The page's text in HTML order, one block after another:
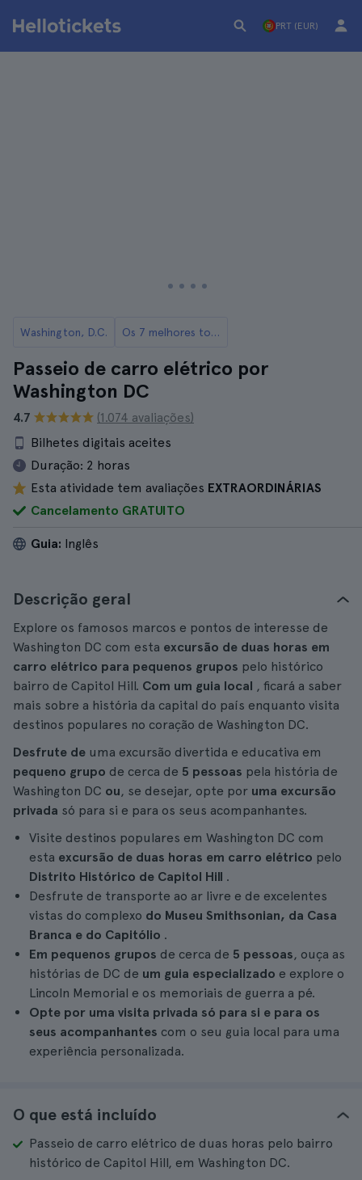
PRT (EUR)
Washington, D.C. Os 7 melhores tours por Washington DC
Passeio de carro elétrico por
Washington DC
4.7
(1.074 avaliações)
Bilhetes digitais aceites
Duração: 2 horas
Esta atividade tem avaliações EXTRAORDINÁRIAS
Cancelamento GRATUITO
Guia: Inglês
Descrição geral
Explore os famosos marcos e pontos de interesse de
Washington DC com esta excursão de duas horas em
carro elétrico para pequenos grupos pelo histórico
bairro de Capitol Hill. Com um guia local , ficará a saber
mais sobre a história da capital do país enquanto visita
destinos populares no coração de Washington DC.
Desfrute de uma excursão divertida e educativa em
pequeno grupo de cerca de 5 pessoas pela história de
Washington DC ou, se desejar, opte por uma excursão
privada só para si e para os seus acompanhantes.
Visite destinos populares em Washington DC com
esta excursão de duas horas em carro elétrico pelo
Distrito Histórico de Capitol Hill .
Desfrute de transporte ao ar livre e de excelentes
vistas do complexo do Museu Smithsonian, da Casa
Branca e do Capitólio .
Em pequenos grupos de cerca de 5 pessoas, ouça as
histórias de DC de um guia especializado e explore o
Lincoln Memorial e os memoriais de guerra a pé.
Opte por uma visita privada só para si e para os
seus acompanhantes com o seu guia local para uma
experiência personalizada.
O que está incluído
Passeio de carro elétrico de duas horas pelo bairro
histórico de Capitol Hill, em Washington DC.